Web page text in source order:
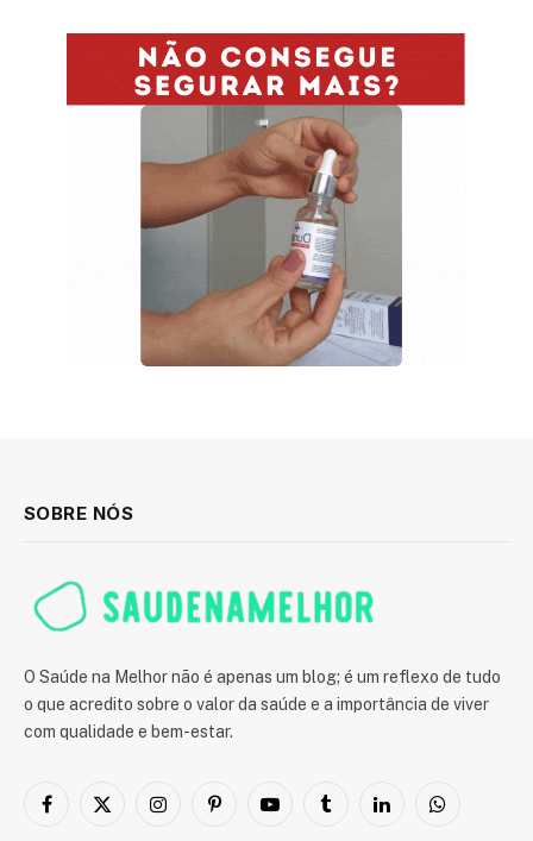
SOBRE NÓS
O Saúde na Melhor não é apenas um blog; é um reflexo de tudo
o que acredito sobre o valor da saúde e a importância de viver
com qualidade e bem-estar.
Facebook
X
InstagramPinterestYouTubeTumblrLinkedInWhatsApp